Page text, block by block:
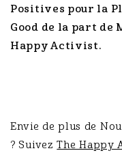
Positives pour la
Good de la part de
Happy Activist.
Envie de plus de
? Suivez The Happy